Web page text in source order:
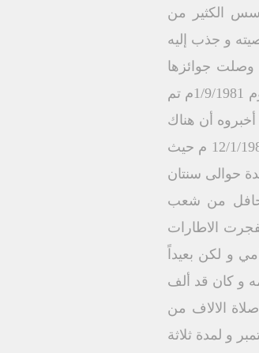
الكثير من
و جذب إليه
وصلت جوائزها
لسيارة هدية و لا يزال أبناؤه يواصلون هذه الخدمة بالاجتماع كما رسمها هو بالاجتماع إلى يومنا هذا.و في مساء يوم 1/9/1981م تم
أن هناك
أناس يريدوه و كان وقتها ساهراً بالكنيسة يطمئن على أولاده ، وتم الافراج عنه في أول دفعة ممن خرجوا يوم 12/1/1982 م حيث
حوالى سنتان
كنيسته فى 26/2/1984م في استقبال حافل من شعب
حيث أنفجرت الاطارات
و لكن بعيداً
و كان قد ألف
بجانب صلاة الالاف من
و لمدة ثلاثة